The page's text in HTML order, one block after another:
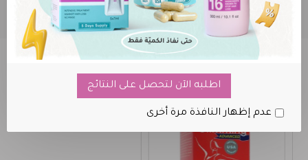
اطلبه الآن لتحصل على النتائج
عدم إظهار النافذة مرة أخرى غير متوفر حاليا